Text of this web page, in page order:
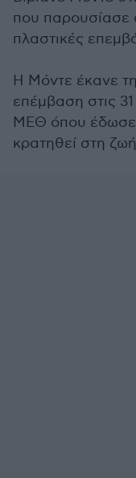
που παρουσίασε
πλαστικές
Η Μόντε έκανε
επέμβαση στις
ΜΕΘ όπου έδωσε
κρατηθεί στη